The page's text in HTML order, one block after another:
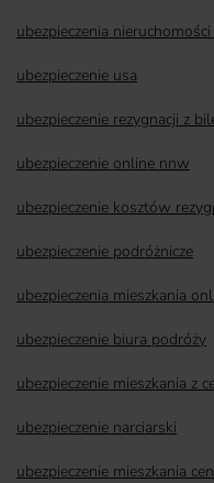
ubezpieczenia
ubezpieczenie usa
ubezpieczenie rezygnacji z
ubezpieczenie online nnw
ubezpieczenie kosztów
ubezpieczenie podróżnicze
ubezpieczenia mieszkania
ubezpieczenie biura podróży
ubezpieczenie mieszkania z
ubezpieczenie narciarski
ubezpieczenie mieszkania